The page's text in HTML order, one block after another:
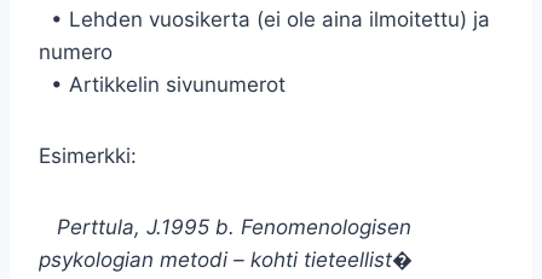
• Lehden vuosikerta (ei ole aina ilmoitettu) ja
numero
• Artikkelin sivunumerot
Esimerkki:
Perttula, J.1995 b. Fenomenologisen
psykologian metodi – kohti tieteellist�